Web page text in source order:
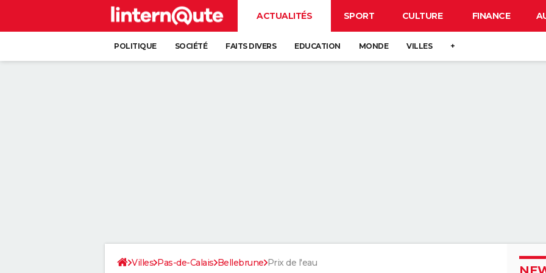
ACTUALITÉS SPORT CULTURE FINANCE
POLITIQUE SOCIÉTÉ FAITS DIVERS EDUCATION MONDE VILLES +
Villes Pas-de-Calais Bellebrune Prix de l'eau